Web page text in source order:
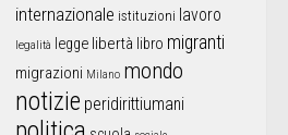
internazionale istituzioni lavoro
legalità legge libertà libro migranti
migrazioni Milano mondo
notizie peridirittiumani